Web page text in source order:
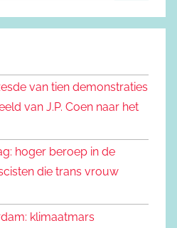
o
e
n
van tien demonstraties
van J.P. Coen naar het
hoger beroep in de
die trans vrouw
klimaatmars